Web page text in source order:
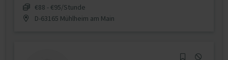
€88 - €95/Stunde
D-63165 Mühlheim am Main